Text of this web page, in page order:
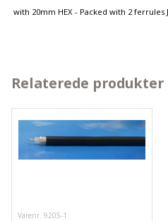
with 20mm HEX - Packed with 2 ferrules
Relaterede produkter
Varenr. 9205-1